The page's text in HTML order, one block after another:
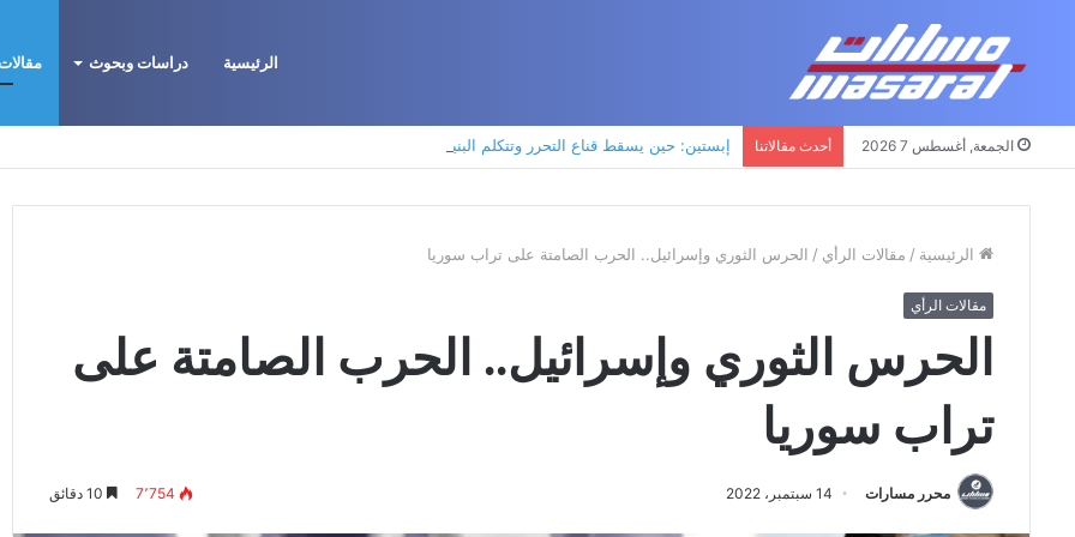
الرئيسية دراسات وبحوث
الجمعة, أغسطس 7 2026 أحدث مقالاتنا إبستين: حين يسقط قناع التحرر وتتكلم البنية
الرئيسية / مقالات الرأي / الحرس الثوري وإسرائيل.. الحرب الصامتة على تراب سوريا
مقالات الرأي
الحرس الثوري وإسرائيل.. الحرب الصامتة على
تراب سوريا
محرر مسارات 14 سبتمبر، 2022 7٬754 10 دقائق